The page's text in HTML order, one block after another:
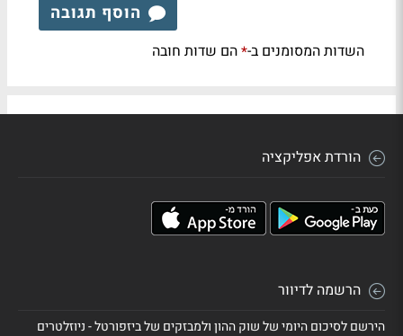
הוסף תגובה
השדות המסומנים ב-*הם שדות חובה
הורדת אפליקציה
הרשמה לדיוור
הירשם לסיכום היומי של שוק ההון ולמבזקים של ביזפורטל - ניוזלטרים